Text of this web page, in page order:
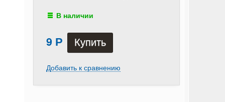
В наличии
9 Р
Добавить к сравнению